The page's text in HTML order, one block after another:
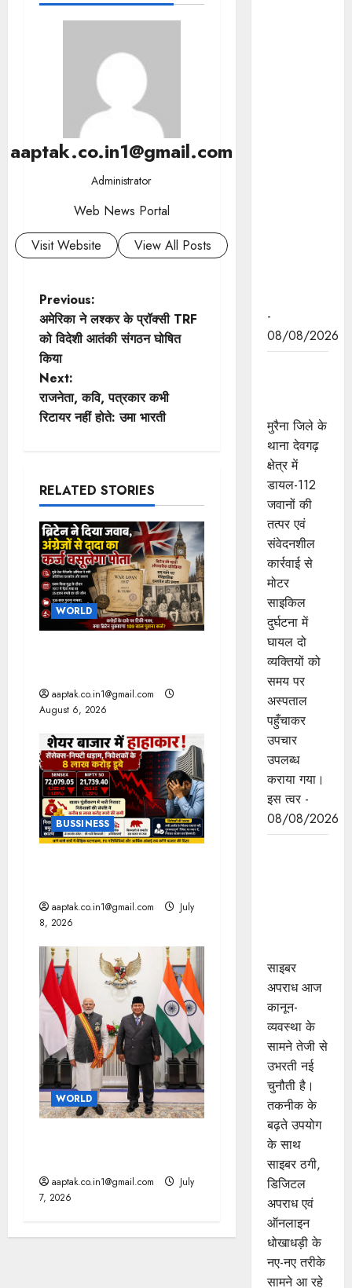
aaptak.co.in1@gmail.com
Administrator
Web News Portal
Visit Website
View All Posts
P
o
s
t
v
i
g
a
t
o
n
Previous:
अमेरिका ने लश्कर के प्रॉक्सी TRF
को विदेशी आतंकी संगठन घोषित
किया
Next:
राजनेता, कवि, पत्रकार कभी
रिटायर नहीं होते: उमा भारती
RELATED STORIES
WORLD
aaptak.co.in1@gmail.com
August 6, 2026
BUSSINESS
aaptak.co.in1@gmail.com
July
8, 2026
WORLD
aaptak.co.in1@gmail.com
July
7, 2026
-
08/08/2026
मुरैना जिले के
थाना देवगढ़
क्षेत्र में
डायल-112
जवानों की
तत्पर एवं
संवेदनशील
कार्रवाई से
मोटर
साइकिल
दुर्घटना में
घायल दो
व्यक्तियों को
समय पर
अस्पताल
पहुँचाकर
उपचार
उपलब्ध
कराया गया।
इस त्वर -
08/08/2026
साइबर
अपराध आज
कानून-
व्यवस्था के
सामने तेजी से
उभरती नई
चुनौती है।
तकनीक के
बढ़ते उपयोग
के साथ
साइबर ठगी,
डिजिटल
अपराध एवं
ऑनलाइन
धोखाधड़ी के
नए-नए तरीके
सामने आ रहे